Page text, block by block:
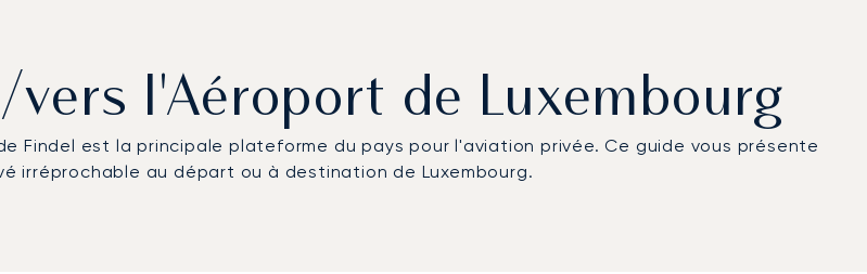
vers l'Aéroport de Luxembourg
Findel est la principale plateforme du pays pour l'aviation privée. Ce guide vous présente
irréprochable au départ ou à destination de Luxembourg.